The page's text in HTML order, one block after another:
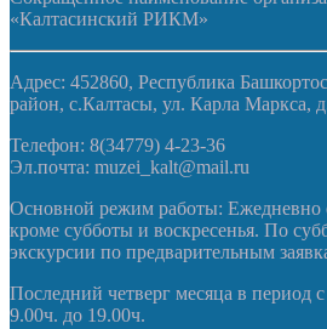
«Калтасинский РИКМ»
Адрес: 452860, Республика
район, с.Калтасы, ул. Карла Маркса,
Телефон: 8(34779) 4-23-36
Эл.почта: muzei_kalt@mail.ru
Основной режим работы: Ежедневно
кроме субботы и воскресенья. По
экскурсии по предварительным
Последний четверг месяца в период
9.00ч. до 19.00ч.